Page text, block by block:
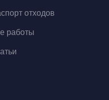
отходов
работы